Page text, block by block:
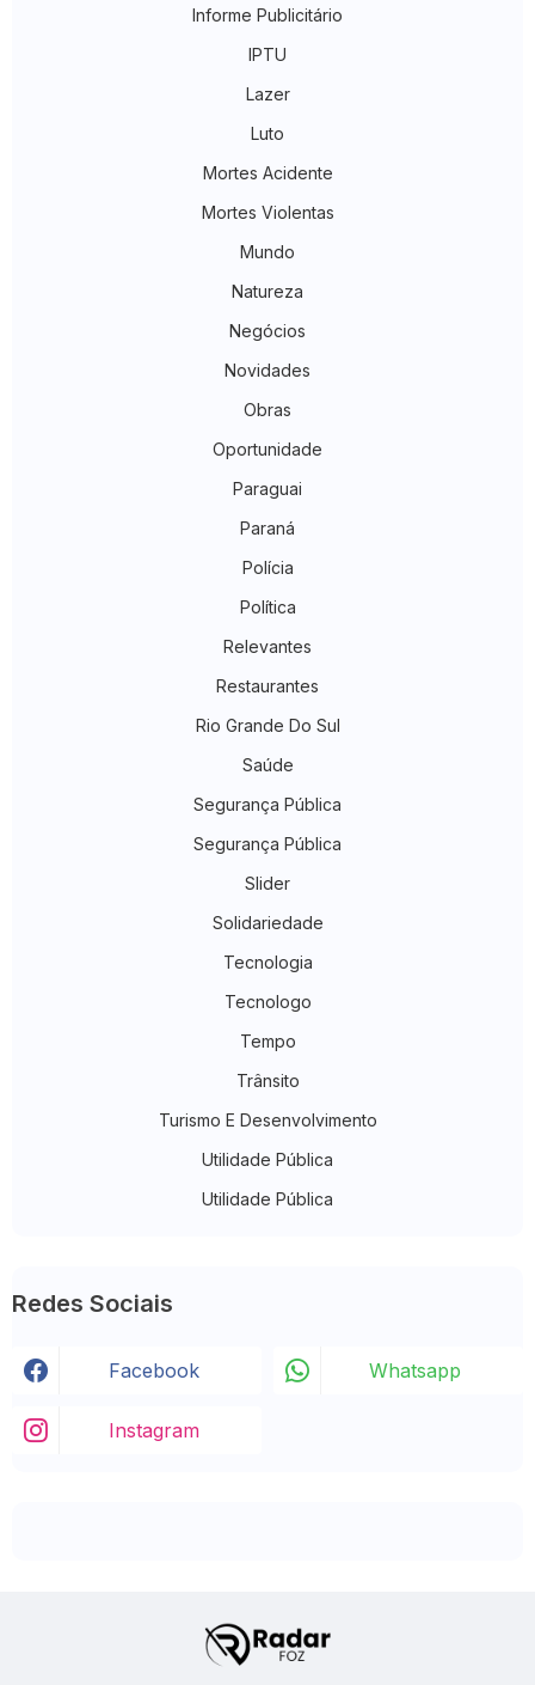
Informe Publicitário
IPTU
Lazer
Luto
Mortes Acidente
Mortes Violentas
Mundo
Natureza
Negócios
Novidades
Obras
Oportunidade
Paraguai
Paraná
Polícia
Política
Relevantes
Restaurantes
Rio Grande Do Sul
Saúde
Segurança Pública
Segurança Pública
Slider
Solidariedade
Tecnologia
Tecnologo
Tempo
Trânsito
Turismo E Desenvolvimento
Utilidade Pública
Utilidade Pública
Redes Sociais
Facebook Whatsapp
Instagram